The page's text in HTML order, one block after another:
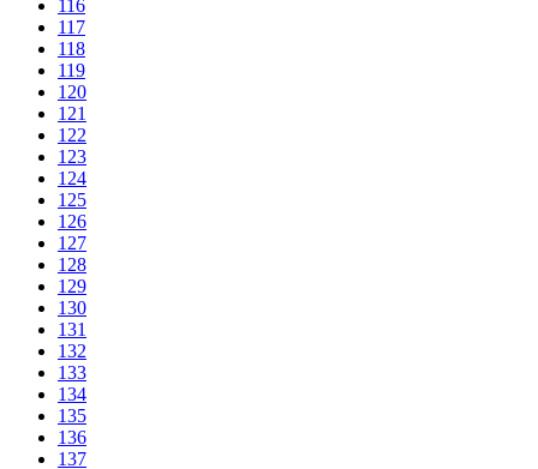
116
117
118
119
120
121
122
123
124
125
126
127
128
129
130
131
132
133
134
135
136
137